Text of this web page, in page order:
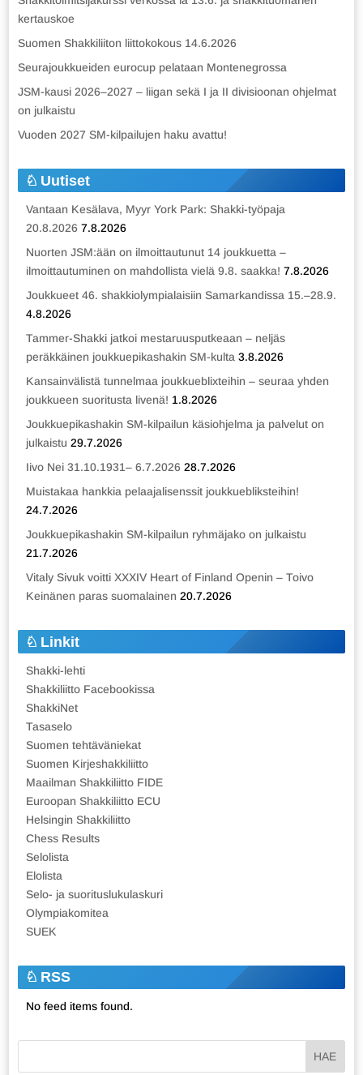
kertauskoe
Suomen Shakkiliiton liittokokous 14.6.2026
Seurajoukkueiden eurocup pelataan Montenegrossa
JSM-kausi 2026–2027 – liigan sekä I ja II divisioonan ohjelmat
on julkaistu
Vuoden 2027 SM-kilpailujen haku avattu!
Uutiset
Vantaan Kesälava, Myyr York Park: Shakki-työpaja
20.8.2026 7.8.2026
Nuorten JSM:ään on ilmoittautunut 14 joukkuetta –
ilmoittautuminen on mahdollista vielä 9.8. saakka! 7.8.2026
Joukkueet 46. shakkiolympialaisiin Samarkandissa 15.–28.9.
4.8.2026
Tammer-Shakki jatkoi mestaruusputkeaan – neljäs
peräkkäinen joukkuepikashakin SM-kulta 3.8.2026
Kansainvälistä tunnelmaa joukkueblixteihin – seuraa yhden
joukkueen suoritusta livenä! 1.8.2026
Joukkuepikashakin SM-kilpailun käsiohjelma ja palvelut on
julkaistu 29.7.2026
Iivo Nei 31.10.1931– 6.7.2026 28.7.2026
Muistakaa hankkia pelaajalisenssit joukkuebliksteihin!
24.7.2026
Joukkuepikashakin SM-kilpailun ryhmäjako on julkaistu
21.7.2026
Vitaly Sivuk voitti XXXIV Heart of Finland Openin – Toivo
Keinänen paras suomalainen 20.7.2026
Linkit
Shakki-lehti
Shakkiliitto Facebookissa
ShakkiNet
Tasaselo
Suomen tehtäväniekat
Suomen Kirjeshakkiliitto
Maailman Shakkiliitto FIDE
Euroopan Shakkiliitto ECU
Helsingin Shakkiliitto
Chess Results
Selolista
Elolista
Selo- ja suorituslukulaskuri
Olympiakomitea
SUEK
RSS
No feed items found.